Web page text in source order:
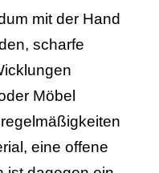
mit der Hand
scharfe
Möbel
eine offene